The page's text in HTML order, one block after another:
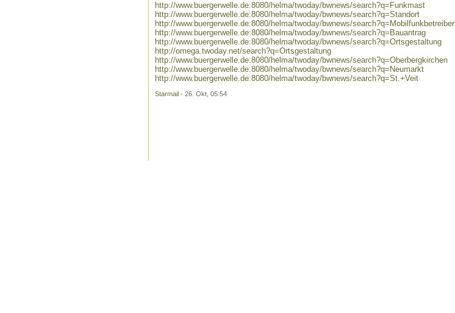
http://www.buergerwelle.de:8080/helma/twoday/bwnews/search?q=Funkmast
http://www.buergerwelle.de:8080/helma/twoday/bwnews/search?q=Standort
http://www.buergerwelle.de:8080/helma/twoday/bwnews/search?q=Mobilfunkbetreiber
http://www.buergerwelle.de:8080/helma/twoday/bwnews/search?q=Bauantrag
http://www.buergerwelle.de:8080/helma/twoday/bwnews/search?q=Ortsgestaltung
http://omega.twoday.net/search?q=Ortsgestaltung
http://www.buergerwelle.de:8080/helma/twoday/bwnews/search?q=Oberbergkirchen
http://www.buergerwelle.de:8080/helma/twoday/bwnews/search?q=Neumarkt
http://www.buergerwelle.de:8080/helma/twoday/bwnews/search?q=St.+Veit
Starmail - 26. Okt, 05:54